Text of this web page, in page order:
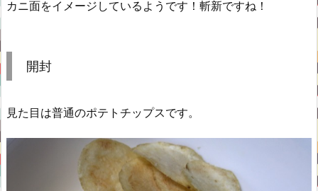
カニ面をイメージしているようです！斬新ですね！
開封
見た目は普通のポテトチップスです。